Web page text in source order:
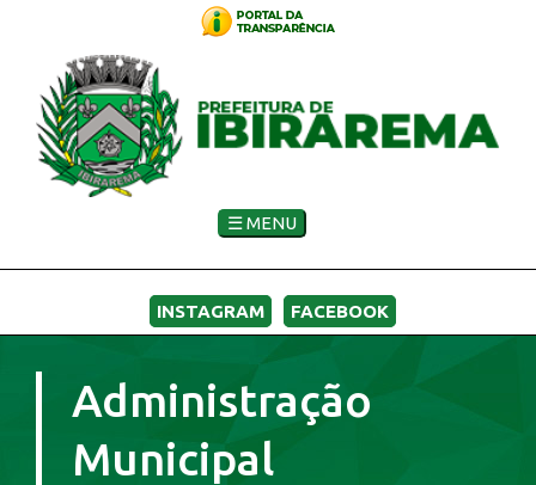
☰ MENU
INSTAGRAM FACEBOOK
Administração
Municipal